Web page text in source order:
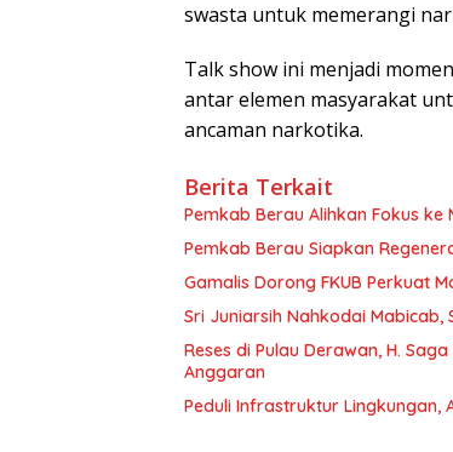
swasta untuk memerangi
Talk show ini menjadi
antar elemen masyarakat
ancaman narkotika.
Berita Terkait
Pemkab Berau Alihkan Fokus ke
Pemkab Berau Siapkan
Gamalis Dorong FKUB Perkuat
Sri Juniarsih Nahkodai Mabicab,
Reses di Pulau Derawan, H.
Anggaran
Peduli Infrastruktur Lingkungan,